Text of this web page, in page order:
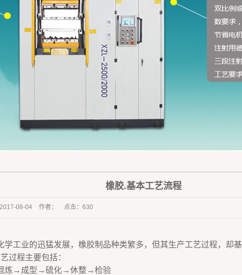
件行业
件行业
橡胶.基本工艺流程
2017-08-04 作者： 点击： 630
学工业的迅猛发展，橡胶制品种类繁多，但其生产工艺过程，却
过程主要包括：
炼→成型→硫化→休整→检验